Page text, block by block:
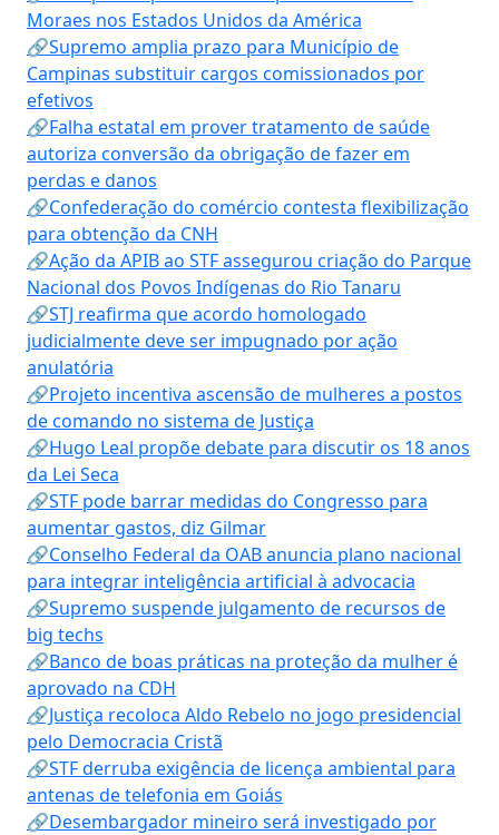
Moraes nos Estados Unidos da América
🔗Supremo amplia prazo para Município de
Campinas substituir cargos comissionados por
efetivos
🔗Falha estatal em prover tratamento de saúde
autoriza conversão da obrigação de fazer em
perdas e danos
🔗Confederação do comércio contesta flexibilização
para obtenção da CNH
🔗Ação da APIB ao STF assegurou criação do Parque
Nacional dos Povos Indígenas do Rio Tanaru
🔗STJ reafirma que acordo homologado
judicialmente deve ser impugnado por ação
anulatória
🔗Projeto incentiva ascensão de mulheres a postos
de comando no sistema de Justiça
🔗Hugo Leal propõe debate para discutir os 18 anos
da Lei Seca
🔗STF pode barrar medidas do Congresso para
aumentar gastos, diz Gilmar
🔗Conselho Federal da OAB anuncia plano nacional
para integrar inteligência artificial à advocacia
🔗Supremo suspende julgamento de recursos de
big techs
🔗Banco de boas práticas na proteção da mulher é
aprovado na CDH
🔗Justiça recoloca Aldo Rebelo no jogo presidencial
pelo Democracia Cristã
🔗STF derruba exigência de licença ambiental para
antenas de telefonia em Goiás
🔗Desembargador mineiro será investigado por